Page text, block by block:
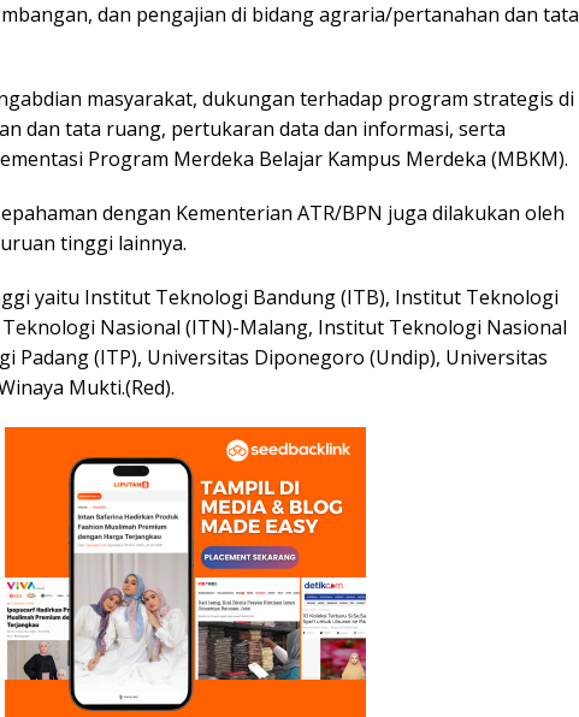
dan pengajian di bidang agraria/pertanahan dan tata
masyarakat, dukungan terhadap program strategis di
dan tata ruang, pertukaran data dan informasi, serta
Program Merdeka Belajar Kampus Merdeka (MBKM).
dengan Kementerian ATR/BPN juga dilakukan oleh
tinggi lainnya.
yaitu Institut Teknologi Bandung (ITB), Institut Teknologi
Nasional (ITN)-Malang, Institut Teknologi Nasional
Padang (ITP), Universitas Diponegoro (Undip), Universitas
Mukti.(Red).